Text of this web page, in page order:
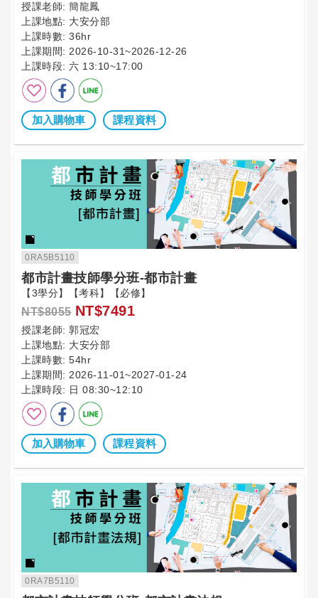
授課老師: 簡龍鳳
上課地點: 大安分部
上課時數: 36hr
上課期間: 2026-10-31~2026-12-26
上課時段: 六 13:10~17:00
加入購物車 課程資料
0RA5B5110
都市計畫技師學分班-都市計畫
【3學分】【考科】【必修】
NT$8055 NT$7491
授課老師: 郭冠宏
上課地點: 大安分部
上課時數: 54hr
上課期間: 2026-11-01~2027-01-24
上課時段: 日 08:30~12:10
加入購物車 課程資料
0RA7B5110